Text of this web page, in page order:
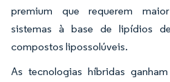
premium que requerem
sistemas à base de lipídios
compostos lipossolúveis.
As tecnologias híbridas